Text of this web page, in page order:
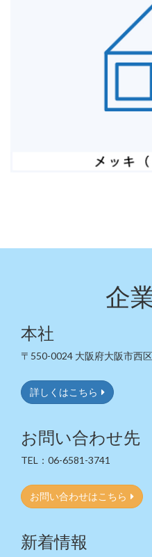
企
本社
〒550-0024 大阪府大阪市西
詳しくはこちら
お問い合わせ先
TEL：06-6581-3741
お問い合わせはこちら
新着情報